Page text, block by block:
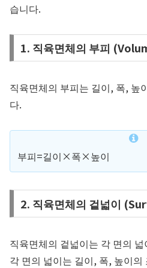
습니다.
1. 직육면체의 부피
직육면체의 부피는 길이, 폭, 높
다.
부피=길이×폭×높이
2. 직육면체의 겉넓이
직육면체의 겉넓이는 각 면의
각 면의 넓이는 길이, 폭, 높이